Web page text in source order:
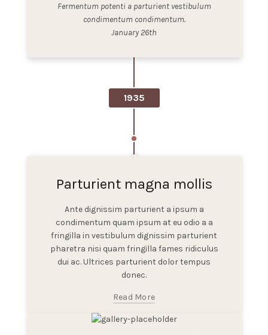
Fermentum potenti a parturient vestibulum
condimentum condimentum.
January 26th
1935
Parturient magna mollis
Ante dignissim parturient a ipsum a
condimentum quam ipsum at eu odio a a
fringilla in vestibulum dignissim parturient
pharetra nisi quam fringilla fames ridiculus
dui ac. Ultrices parturient dolor tempus
donec.
Read More